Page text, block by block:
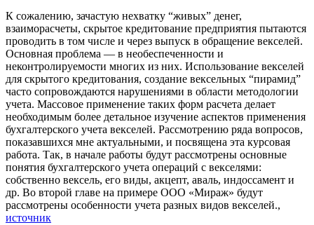
К сожалению, зачастую нехватку “живых” денег,
взаиморасчеты, скрытое кредитование предприятия пытаются
проводить в том числе и через выпуск в обращение векселей.
Основная проблема — в необеспеченности и
неконтролируемости многих из них. Использование векселей
для скрытого кредитования, создание вексельных “пирамид”
часто сопровождаются нарушениями в области методологии
учета. Массовое применение таких форм расчета делает
необходимым более детальное изучение аспектов применения
бухгалтерского учета векселей. Рассмотрению ряда вопросов,
показавшихся мне актуальными, и посвящена эта курсовая
работа. Так, в начале работы будут рассмотрены основные
понятия бухгалтерского учета операций с векселями:
собственно вексель, его виды, акцепт, аваль, индоссамент и
др. Во второй главе на примере ООО «Мираж» будут
рассмотрены особенности учета разных видов векселей.,
источник